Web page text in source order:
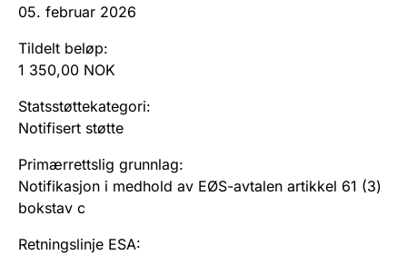
05. februar 2026
Tildelt beløp:
1 350,00 NOK
Statsstøttekategori:
Notifisert støtte
Primærrettslig grunnlag:
Notifikasjon i medhold av EØS-avtalen artikkel 61 (3)
bokstav c
Retningslinje ESA: